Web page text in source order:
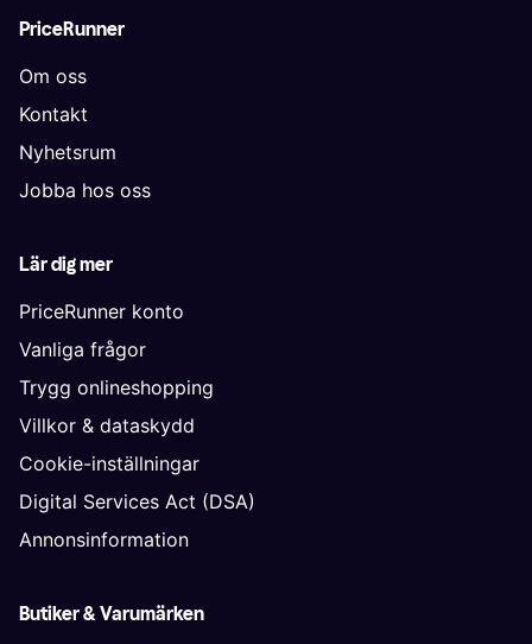
PriceRunner
Om oss
Kontakt
Nyhetsrum
Jobba hos oss
Lär dig mer
PriceRunner konto
Vanliga frågor
Trygg onlineshopping
Villkor & dataskydd
Cookie-inställningar
Digital Services Act (DSA)
Annonsinformation
Butiker & Varumärken